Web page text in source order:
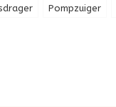
Pompzuiger